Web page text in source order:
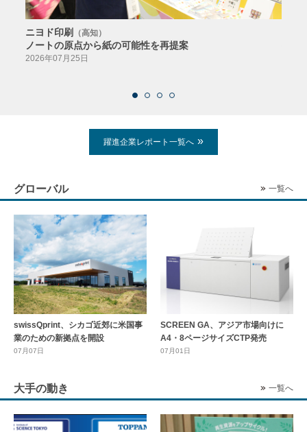
ニヨド印刷 （高知）
ノートの原点から紙の可能性を再提案
2026年07月25日
躍進企業レポート一覧へ
グローバル 一覧へ
swissQprint、シカゴ近郊に⽶国事
業のための新拠点を開設
07月07日
SCREEN GA、アジア市場向けに
A4・8ページサイズCTP発売
07月01日
大手の動き 一覧へ